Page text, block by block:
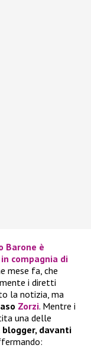
Barone è
compagnia di
mese fa, che
i diretti
la notizia, ma
Zorzi. Mentre i
una delle
blogger, davanti